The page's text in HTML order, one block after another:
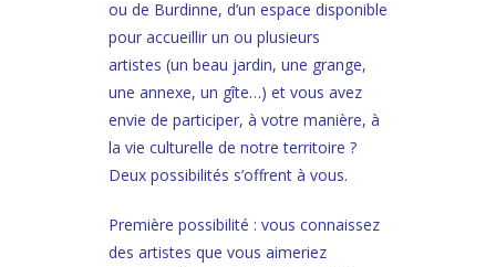
ou de Burdinne, d’un espace disponible
pour accueillir un ou plusieurs
artistes (un beau jardin, une grange,
une annexe, un gîte…) et vous avez
envie de participer, à votre manière, à
la vie culturelle de notre territoire ?
Deux possibilités s’offrent à vous.
Première possibilité : vous connaissez
des artistes que vous aimeriez